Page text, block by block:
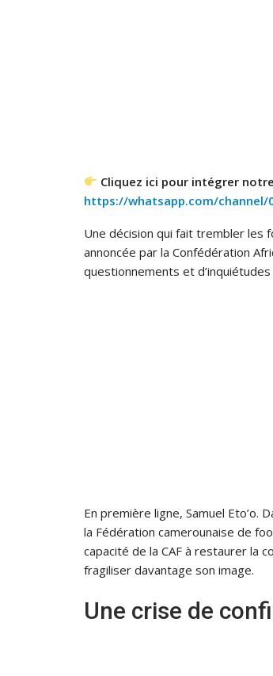
Cliquez ici pour intégrer
https://whatsapp.com/channel/
Une décision qui fait trembler les
annoncée par la Confédération
questionnements et
En première ligne, Samuel Eto’o.
la Fédération camerounaise de
capacité de la CAF à restaurer la
fragiliser davantage son image.
Une crise de